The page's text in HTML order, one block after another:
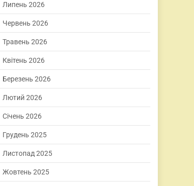
Липень 2026
Червень 2026
Травень 2026
Квітень 2026
Березень 2026
Лютий 2026
Січень 2026
Грудень 2025
Листопад 2025
Жовтень 2025